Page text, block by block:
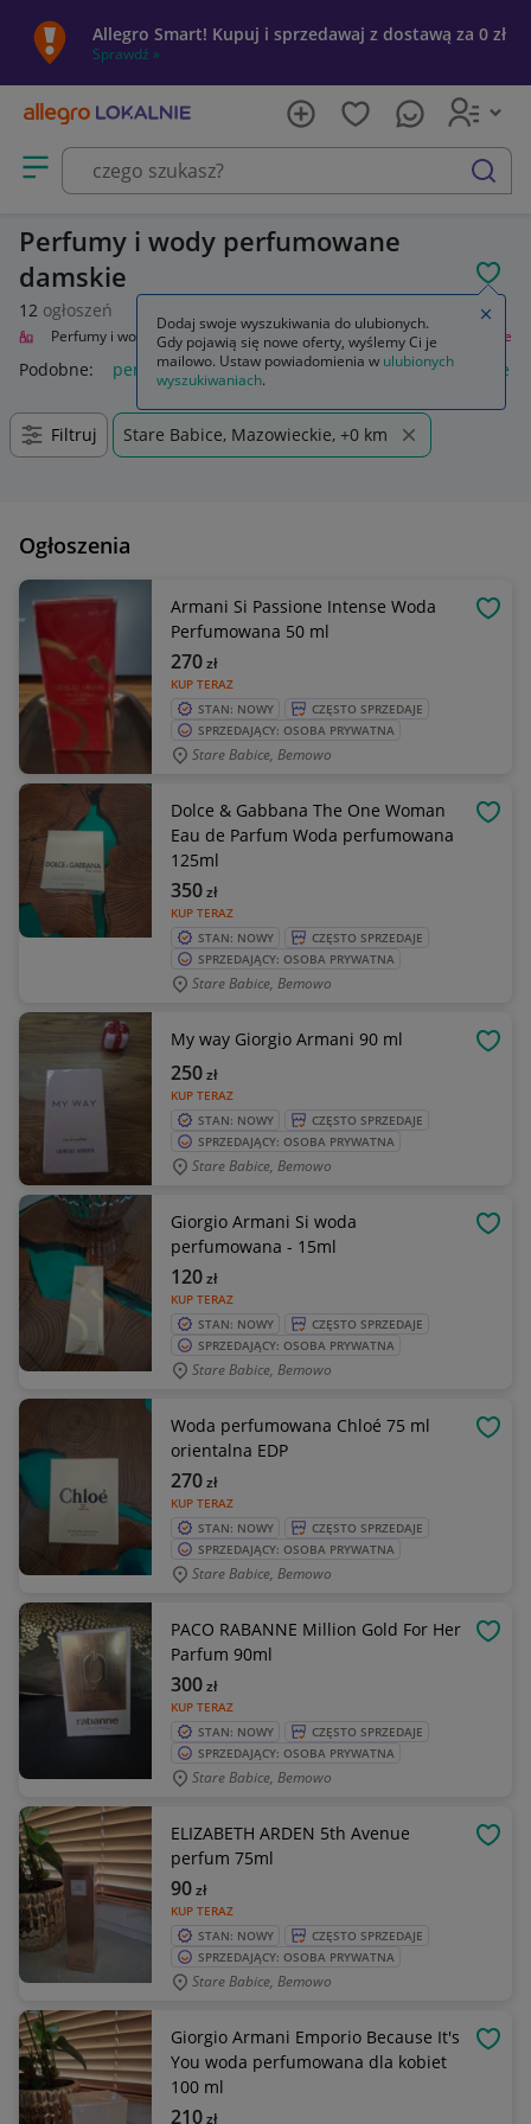
Allegro Smart! Kupuj i sprzedawaj z dostawą za 0 zł
Sprawdź »
Otwórz menu z kategoriami
szukaj
Perfumy i wody perfumowane
damskie
12 ogłoszeń
Perfumy i wody Zapachy dla kobiet Perfumy i wody perfumowane
Podobne: perfumy i wody perfumowane perfumy damskie
Filtruj Stare Babice, Mazowieckie, +0 km
Ogłoszenia
Armani Si Passione Intense Woda
Perfumowana 50 ml
KUP TERAZ
270zł
STAN: NOWY
CZĘSTO SPRZEDAJE
SPRZEDAJĄCY: OSOBA PRYWATNA
Stare Babice, Bemowo
Dolce & Gabbana The One Woman
Eau de Parfum Woda perfumowana
125ml
KUP TERAZ
350zł
STAN: NOWY
CZĘSTO SPRZEDAJE
SPRZEDAJĄCY: OSOBA PRYWATNA
Stare Babice, Bemowo
My way Giorgio Armani 90 ml
KUP TERAZ
250zł
STAN: NOWY
CZĘSTO SPRZEDAJE
SPRZEDAJĄCY: OSOBA PRYWATNA
Stare Babice, Bemowo
Giorgio Armani Si woda
perfumowana - 15ml
KUP TERAZ
120zł
STAN: NOWY
CZĘSTO SPRZEDAJE
SPRZEDAJĄCY: OSOBA PRYWATNA
Stare Babice, Bemowo
Woda perfumowana Chloé 75 ml
orientalna EDP
KUP TERAZ
270zł
STAN: NOWY
CZĘSTO SPRZEDAJE
SPRZEDAJĄCY: OSOBA PRYWATNA
Stare Babice, Bemowo
PACO RABANNE Million Gold For Her
Parfum 90ml
KUP TERAZ
300zł
STAN: NOWY
CZĘSTO SPRZEDAJE
SPRZEDAJĄCY: OSOBA PRYWATNA
Stare Babice, Bemowo
ELIZABETH ARDEN 5th Avenue
perfum 75ml
KUP TERAZ
90zł
STAN: NOWY
CZĘSTO SPRZEDAJE
SPRZEDAJĄCY: OSOBA PRYWATNA
Stare Babice, Bemowo
Giorgio Armani Emporio Because It's
You woda perfumowana dla kobiet
100 ml
210zł
Dodaj swoje wyszukiwania do ulubionych.
Gdy pojawią się nowe oferty, wyślemy Ci je
mailowo. Ustaw powiadomienia w ulubionych
wyszukiwaniach.